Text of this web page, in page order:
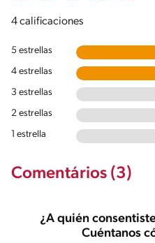
4 calificaciones
5 estrellas
4 estrellas
3 estrellas
2 estrellas
1 estrella
Comentários (3)
¿A quién
Cuéntanos